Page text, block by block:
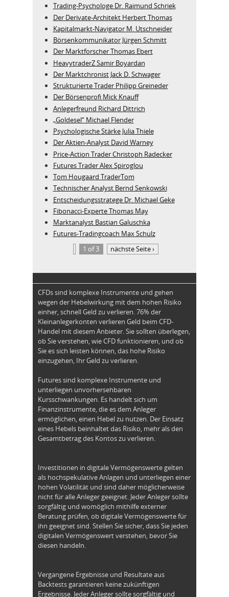
Trading-Psychologe Dr. Raimund Schriek
Der Derivate‑Architekt Herbert Thomas
Kapitalmarkt-Navigator M. Utschneider
Börsenkommunikator Jürgen Schmitt
Der Marktforscher Thomas Ebert
HeavytraderZ Samir Boyardan
Der Marktchronist Jack D. Schwager
Strukturierte Trader Philipp Greineder
Der Börsenprofi Mick Knauff
Anlegerfreund Richard Dittrich
„Goldesel“ Michael Flender
Psychologische Stärke Julia Thiele
Der Aktien-Analyst David Warney
Price-Action Trader Christoph Radecker
Futures Trader Alex Spiroglou
Tom Hougaard TraderTom
Technischer Analyst Bernd Senkowski
Entscheidungsstratege Dr. Michael Geke
Fibonacci-Experte Thomas May
Marktanalyst Bastian Galuschka
Futures-Tradingcoach Max Schulz
1 of 3
nächste Seite ›
CFDs sind komplexe Instrumente und gehen
wegen der Hebelwirkung mit dem hohen Risiko
einher, schnell Geld zu verlieren. 76% der
Kleinanlegerkonten verlieren Geld beim CFD-
Handel mit diesem Anbieter. Sie sollten überlegen,
ob Sie verstehen, wie CFD funktionieren, und ob
Sie es sich leisten können, das hohe Risiko
einzugehen, Ihr Geld zu verlieren.
Futures sind komplexe Instrumente und
unterliegen unvorhersehbaren
Kursschwankungen. Es handelt sich um
Finanzinstrumente, die es dem Anleger
ermöglichen, einen Hebel zu nutzen. Der Einsatz
eines Hebels beinhaltet das Risiko, mehr als den
Gesamtbetrag des Kontos zu verlieren.
Investitionen in digitale Vermögenswerte gelten
als hochspekulative Anlagen und unterliegen einer
hohen Volatilität und sind daher möglicherweise
nicht für alle Anleger geeignet. Jeder Anleger sollte
sorgfältig und womöglich mithilfe externer
Beratung prüfen, ob digitale Vermögenswerte für
ihn geeignet sind. Stellen Sie sicher, dass Sie jeden
digitalen Vermögenswert verstehen, bevor Sie
diesen handeln.
Vergangene Ergebnisse und Resultate aus
Backtests garantieren keine zukünftigen
Ergebnisse. Jeder Anleger sollte sorgfältig und